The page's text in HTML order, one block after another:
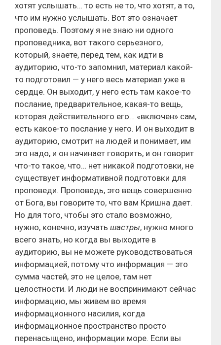
хотят услышать… то есть не то, что хотят, а то,
что им нужно услышать. Вот это означает
проповедь. Поэтому я не знаю ни одного
проповедника, вот такого серьезного,
который, знаете, перед тем, как идти в
аудиторию, что-то запомнил, материал какой-
то подготовил — у него весь материал уже в
сердце. Он выходит, у него есть там какое-то
послание, предварительное, какая-то вещь,
которая действительного его… «включен» сам,
есть какое-то послание у него. И он выходит в
аудиторию, смотрит на людей и понимает, им
это надо, и он начинает говорить, и он говорит
что-то такое, что… нет никакой подготовки, не
существует информативной подготовки для
проповеди. Проповедь, это вещь совершенно
от Бога, вы говорите то, что вам Кришна дает.
Но для того, чтобы это стало возможно,
нужно, конечно, изучать шастры, нужно много
всего знать, но когда вы выходите в
аудиторию, вы не можете руководствоваться
информацией, потому что информация — это
сумма частей, это не целое, там нет
целостности. И люди не воспринимают сейчас
информацию, мы живем во время
информационного насилия, когда
информационное пространство просто
перенасыщено, информации море. Если вы